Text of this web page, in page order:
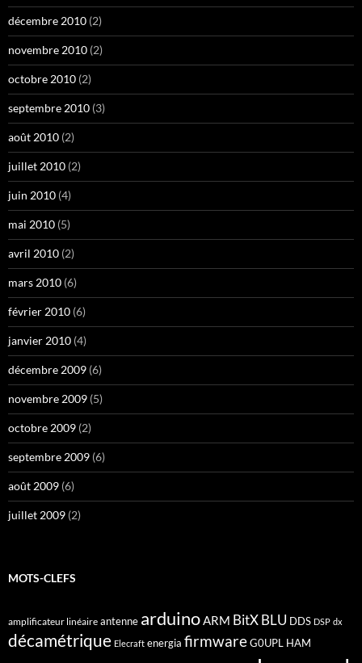
décembre 2010 (2)
novembre 2010 (2)
octobre 2010 (2)
septembre 2010 (3)
août 2010 (2)
juillet 2010 (2)
juin 2010 (4)
mai 2010 (5)
avril 2010 (2)
mars 2010 (6)
février 2010 (6)
janvier 2010 (4)
décembre 2009 (6)
novembre 2009 (5)
octobre 2009 (2)
septembre 2009 (6)
août 2009 (6)
juillet 2009 (2)
MOTS-CLEFS
amplificateur linéaire antenne arduinoARM BitX BLU DDS DSP dx
décamétrique Elecraft energia firmwareG0UPL HAM